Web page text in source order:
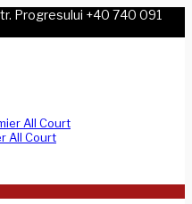
Progresului +40 740 091
All Court